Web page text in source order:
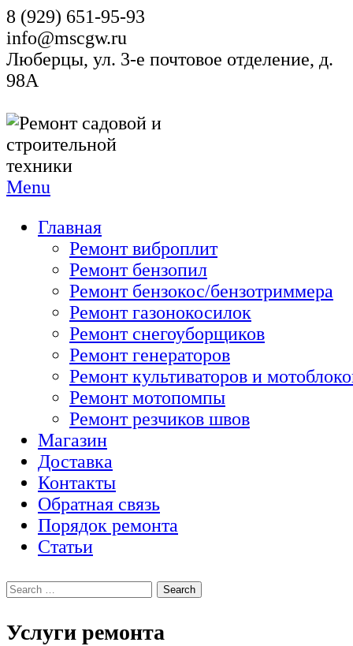
8 (929) 651-95-93
info@mscgw.ru
Люберцы, ул. 3-е почтовое отделение, д.
98А
Menu
Главная
Ремонт виброплит
Ремонт бензопил
Ремонт бензокос/бензотриммера
Ремонт газонокосилок
Ремонт снегоуборщиков
Ремонт генераторов
Ремонт культиваторов и
Ремонт мотопомпы
Ремонт резчиков швов
Магазин
Доставка
Контакты
Обратная связь
Порядок ремонта
Статьи
Услуги ремонта